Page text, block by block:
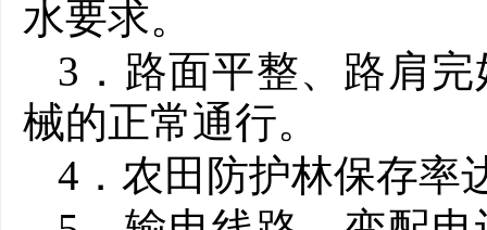
水要求。
3．路面平整、路肩
械的正常通行。
4．农田防护林保存率